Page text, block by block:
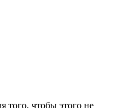
того, чтобы этого не